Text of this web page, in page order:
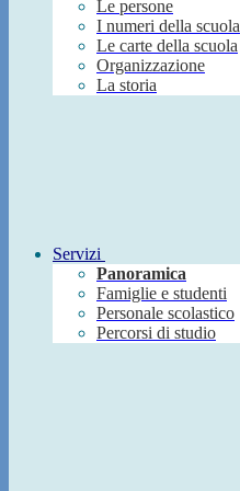
Le persone
I numeri della scuola
Le carte della scuola
Organizzazione
La storia
Servizi
Panoramica
Famiglie e studenti
Personale scolastico
Percorsi di studio